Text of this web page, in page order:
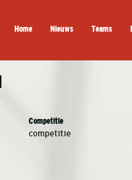
Home Nieuws Teams
Competitie
competitie